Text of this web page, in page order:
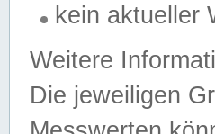
kein aktueller
Weitere
Die jeweiligen